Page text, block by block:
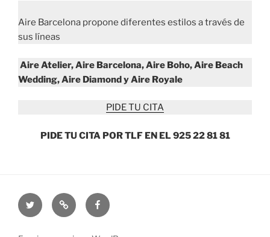
Aire Barcelona propone diferentes estilos a través de
sus líneas
Aire Atelier, Aire Barcelona, Aire Boho, Aire Beach
Wedding, Aire Diamond y Aire Royale
PIDE TU CITA
PIDE TU CITA POR TLF EN EL 925 22 81 81
Twitter Catálogo
trajes
Facebook